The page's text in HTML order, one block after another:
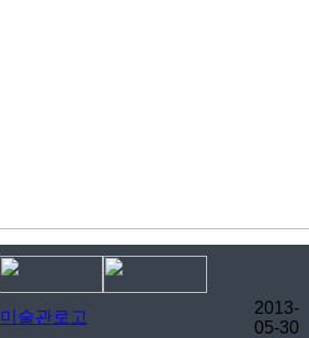
미술관로고
2013-
05-30